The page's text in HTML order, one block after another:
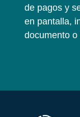
de pagos y
en pantalla,
documento o